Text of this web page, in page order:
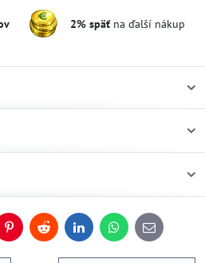
2% späťna ďalší nákup
PinterestReddit LinkedInWhatsApp
E-
mail